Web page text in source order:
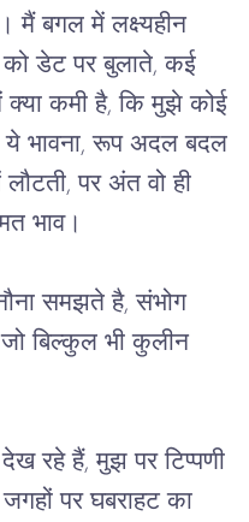
मैं बगल में लक्ष्यहीन
को डेट पर बुलाते, कई
कमी है, कि मुझे कोई
ये भावना, रूप अदल बदल
पर अंत वो ही
भाव।
समझते है, संभोग
बिल्कुल भी कुलीन
रहे हैं, मुझ पर टिप्पणी
पर घबराहट का